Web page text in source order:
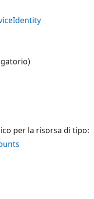
per la risorsa di tipo: